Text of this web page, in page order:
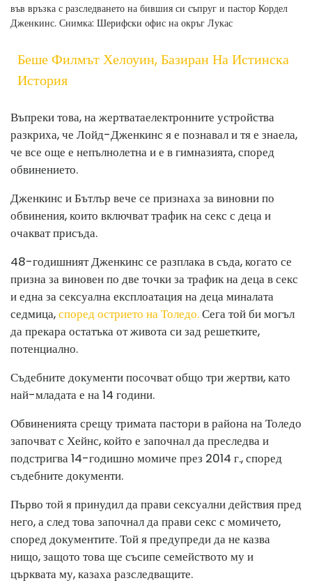
във връзка с разследването на бившия си съпруг и пастор Кордел
Дженкинс. Снимка: Шерифски офис на окръг Лукас
Беше Филмът Хелоуин, Базиран На Истинска
История
Въпреки това, на жертватаелектронните устройства
разкриха, че Лойд-Дженкинс я е познавал и тя е знаела,
че все още е непълнолетна и е в гимназията, според
обвинението.
Дженкинс и Бътлър вече се признаха за виновни по
обвинения, които включват трафик на секс с деца и
очакват присъда.
48-годишният Дженкинс се разплака в съда, когато се
призна за виновен по две точки за трафик на деца в секс
и една за сексуална експлоатация на деца миналата
седмица,според острието на Толедо.Сега той би могъл
да прекара остатъка от живота си зад решетките,
потенциално.
Съдебните документи посочват общо три жертви, като
най-младата е на 14 години.
Обвиненията срещу тримата пастори в района на Толедо
започват с Хейнс, който е започнал да преследва и
подстригва 14-годишно момиче през 2014 г., според
съдебните документи.
Първо той я принудил да прави сексуални действия пред
него, а след това започнал да прави секс с момичето,
според документите. Той я предупреди да не казва
нищо, защото това ще съсипе семейството му и
църквата му, казаха разследващите.